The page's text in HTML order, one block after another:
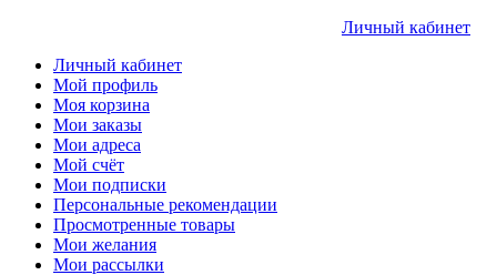
Личный кабинет
Личный кабинет
Мой профиль
Моя корзина
Мои заказы
Мои адреса
Мой счёт
Мои подписки
Персональные рекомендации
Просмотренные товары
Мои желания
Мои рассылки